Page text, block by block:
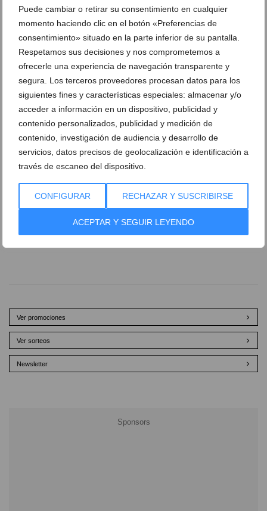
Puede cambiar o retirar su consentimiento en cualquier
momento haciendo clic en el botón «Preferencias de
consentimiento» situado en la parte inferior de su pantalla.
Respetamos sus decisiones y nos comprometemos a
ofrecerle una experiencia de navegación transparente y
segura. Los terceros proveedores procesan datos para los
siguientes fines y características especiales: almacenar y/o
acceder a información en un dispositivo, publicidad y
contenido personalizados, publicidad y medición de
contenido, investigación de audiencia y desarrollo de
servicios, datos precisos de geolocalización e identificación a
través de escaneo del dispositivo.
CONFIGURAR RECHAZAR Y SUSCRIBIRSE
ACEPTAR Y SEGUIR LEYENDO
21 de enero de 2014
El Dénia Básquet Sub 21 cayó ante el CB.Terralfás
tras dos prórrogas (81-74)
Ver promociones
Ver sorteos
Newsletter